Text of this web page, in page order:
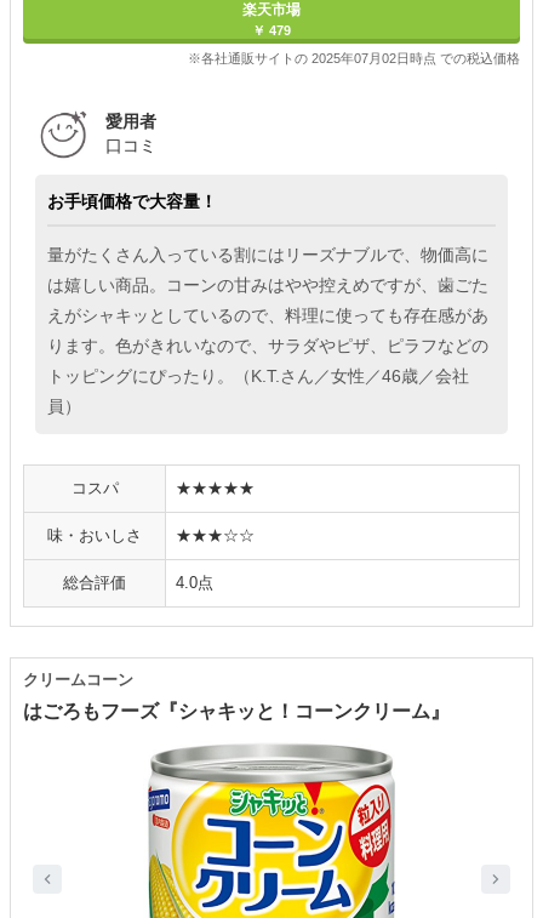
楽天市場
￥ 479
※各社通販サイトの 2025年07月02日時点 での税込価格
愛用者
口コミ
お手頃価格で大容量！
量がたくさん入っている割にはリーズナブルで、物価高に
は嬉しい商品。コーンの甘みはやや控えめですが、歯ごた
えがシャキッとしているので、料理に使っても存在感があ
ります。色がきれいなので、サラダやピザ、ピラフなどの
トッピングにぴったり。（K.T.さん／女性／46歳／会社
員）
コスパ ★★★★★
味・おいしさ ★★★☆☆
総合評価 4.0点
はごろもフーズ『シャキッと！コーンクリーム』
クリームコーン